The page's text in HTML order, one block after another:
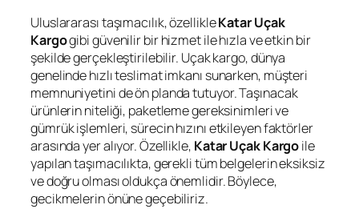
Uluslararası taşımacılık, özellikleKatar Uçak
Kargogibi güvenilir bir hizmet ile hızla ve etkin bir
şekilde gerçekleştirilebilir. Uçak kargo, dünya
genelinde hızlı teslimat imkanı sunarken, müşteri
memnuniyetini de ön planda tutuyor. Taşınacak
ürünlerin niteliği, paketleme gereksinimleri ve
gümrük işlemleri, sürecin hızını etkileyen faktörler
arasında yer alıyor. Özellikle, Katar Uçak Kargoile
yapılan taşımacılıkta, gerekli tüm belgelerin eksiksiz
ve doğru olması oldukça önemlidir. Böylece,
gecikmelerin önüne geçebiliriz.